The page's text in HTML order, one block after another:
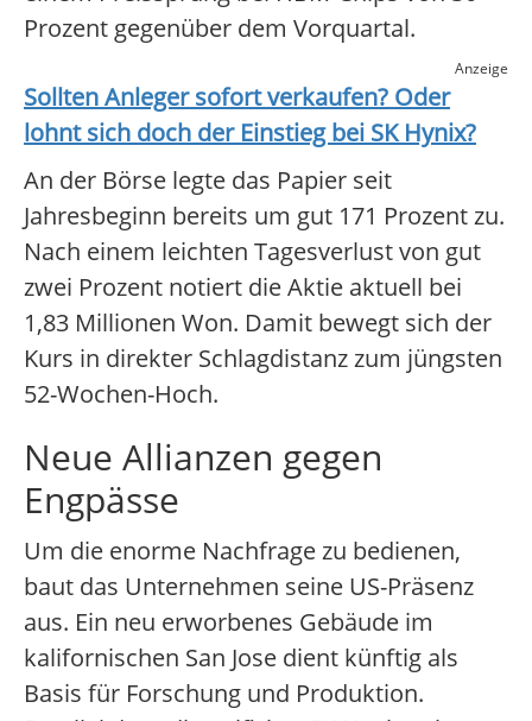
Prozent gegenüber dem Vorquartal.
Anzeige
Sollten Anleger sofort verkaufen? Oder
lohnt sich doch der Einstieg bei SK Hynix?
An der Börse legte das Papier seit
Jahresbeginn bereits um gut 171 Prozent zu.
Nach einem leichten Tagesverlust von gut
zwei Prozent notiert die Aktie aktuell bei
1,83 Millionen Won. Damit bewegt sich der
Kurs in direkter Schlagdistanz zum jüngsten
52-Wochen-Hoch.
Neue Allianzen gegen
Engpässe
Um die enorme Nachfrage zu bedienen,
baut das Unternehmen seine US-Präsenz
aus. Ein neu erworbenes Gebäude im
kalifornischen San Jose dient künftig als
Basis für Forschung und Produktion.